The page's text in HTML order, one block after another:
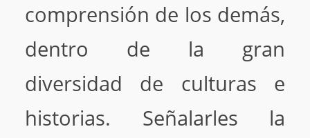
comprensión de los demás,
dentro de la gran
diversidad de culturas e
historias. Señalarles la